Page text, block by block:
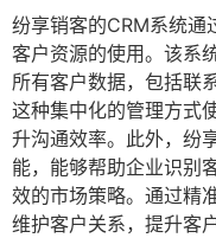
纷享销客的CRM系统通
客户资源的使用。该系
所有客户数据，包括联
这种集中化的管理方式
升沟通效率。此外，纷
能，能够帮助企业识别
效的市场策略。通过精
维护客户关系，提升客